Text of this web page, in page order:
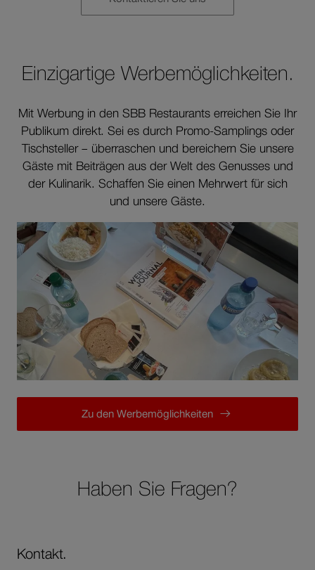
Einzigartige Werbemöglichkeiten.
Mit Werbung in den SBB Restaurants erreichen Sie Ihr
Publikum direkt. Sei es durch Promo-Samplings oder
Tischsteller – überraschen und bereichern Sie unsere
Gäste mit Beiträgen aus der Welt des Genusses und
der Kulinarik. Schaffen Sie einen Mehrwert für sich
und unsere Gäste.
Zu den Werbemöglichkeiten
Haben Sie Fragen?
Kontakt.